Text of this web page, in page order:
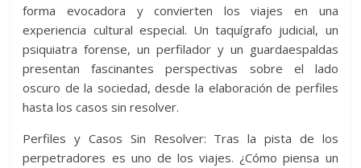
forma evocadora y convierten los viajes en una
experiencia cultural especial. Un taquígrafo judicial, un
psiquiatra forense, un perfilador y un guardaespaldas
presentan fascinantes perspectivas sobre el lado
oscuro de la sociedad, desde la elaboración de perfiles
hasta los casos sin resolver.
Perfiles y Casos Sin Resolver: Tras la pista de los
perpetradores es uno de los viajes. ¿Cómo piensa un